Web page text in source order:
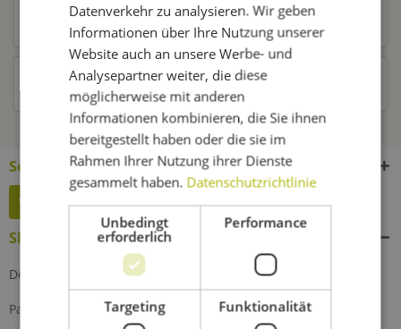
Kunden kauften auch
Kunden haben sich ebenfalls angesehen
Service Hotline
Widerruf erklären
Shop Service
Defektes Produkt
Partnerprogramm
Datenverkehr zu analysieren. Wir geben
Informationen über Ihre Nutzung unserer
Website auch an unsere Werbe- und
Analysepartner weiter, die diese
möglicherweise mit anderen
Informationen kombinieren, die Sie ihnen
bereitgestellt haben oder die sie im
Rahmen Ihrer Nutzung ihrer Dienste
gesammelt haben. Datenschutzrichtlinie
Unbedingt
erforderlich
Performance
Targeting Funktionalität